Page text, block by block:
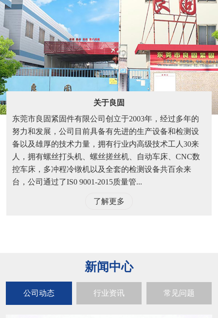
关于良固
东莞市良固紧固件有限公司创立于2003年，经过多年的
努力和发展，公司目前具备有先进的生产设备和检测设
备以及雄厚的技术力量，拥有行业内高级技术工人30来
人，拥有螺丝打头机、螺丝搓丝机、自动车床、CNC数
控车床，多冲程冷镦机以及全套的检测设备共百余来
台，公司通过了IS0 9001-2015质量管...
了解更多
新闻中心
公司动态 行业资讯 常见问题